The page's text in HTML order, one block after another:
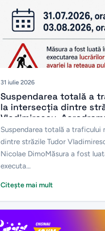
31 iulie 2026
Suspendarea totală a
la intersecția dintre
Vladimirescu,
Dimo
Suspendarea totală a traficului
dintre străzile Tudor
Nicolae DimoMăsura a fost
executa...
Citește mai mult